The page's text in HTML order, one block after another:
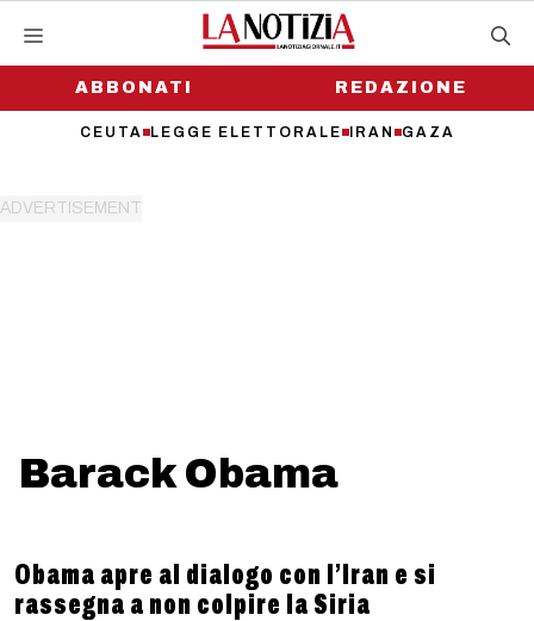
contenutoABBONATI
CEUTA LEGGE ELETTORALE IRAN GAZA
REDAZIONE
Barack Obama
Obama apre al dialogo con l’Iran e si
rassegna a non colpire la Siria